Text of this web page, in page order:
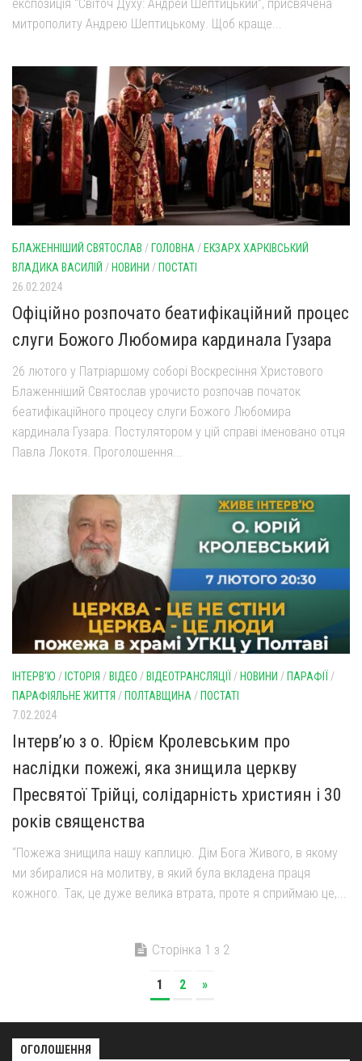
експозиція “Світоч Духу: Андрей Шептицький”, присвячена
митрополиту Андрею Шептицькому. Щоб краще...
БЛАЖЕННІШИЙ СВЯТОСЛАВ / ГОЛОВНА / ЕКЗАРХ ХАРКІВСЬКИЙ
ВЛАДИКА ВАСИЛІЙ / НОВИНИ / ПОСТАТІ
26.02.2024
Офіційно розпочато беатифікаційний процес
слуги Божого Любомира кардинала Гузара
26 лютого у Патріаршому соборі Воскресіння Христового
Блаженніший Святослав урочисто розпочав початок
беатифікаційного процесу слуги Божого Любомира
кардинала Гузара. Постулятором у цій справі іменовано отця
Павла Локотя. Проголошення...
ІНТЕРВ'Ю / ІСТОРІЯ / ВІДЕО / ВІДЕОТРАНСЛЯЦІЇ / НОВИНИ / ПАРАФІЇ
/
ПАРАФІЯЛЬНЕ ЖИТТЯ / ПОЛТАВЩИНА / ПОСТАТІ
7.02.2024
Інтерв’ю з о. Юрієм Кролевським про
наслідки пожежі, яка знищила церкву
Пресвятої Трійці, солідарність християн і 30
років священства
“Пожежа знищила нашу каплицю. Дім Бога Живого, в якому
ми збиралися на молитву, в який була вкладена праця
кожного. Так, це дуже велика втрата, проте я сприймаю це,...
Сторінка 1 з 2
1 2 »
ОГОЛОШЕННЯ